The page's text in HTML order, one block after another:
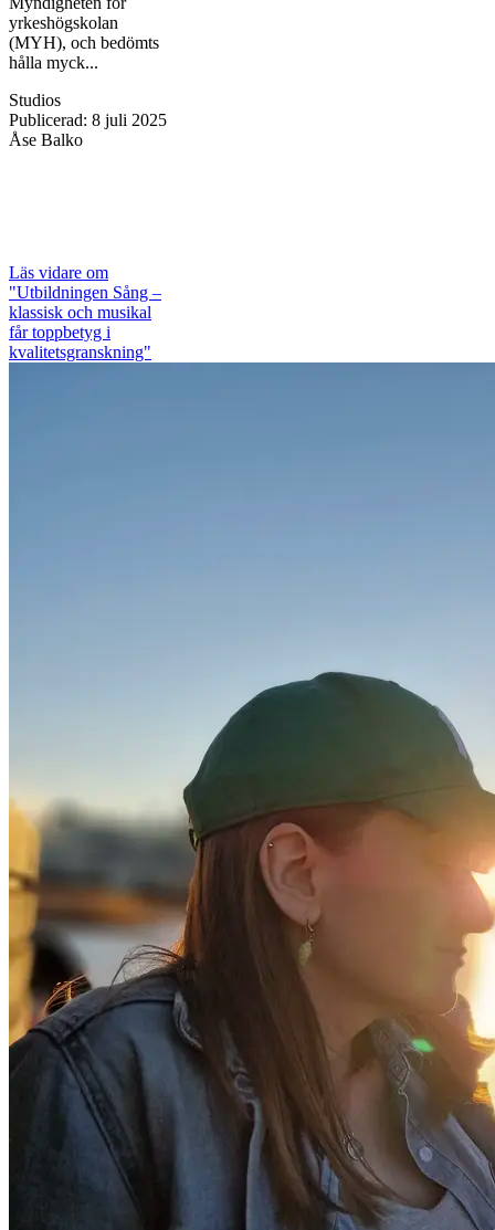
yrkeshögskolan
(MYH), och bedömts
hålla myck...
Studios
Publicerad: 8 juli 2025
Åse Balko
Läs vidare om
"Utbildningen Sång –
klassisk och musikal
får toppbetyg i
kvalitetsgranskning"